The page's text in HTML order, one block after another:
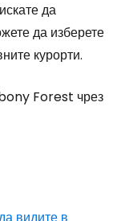
да
да изберете
курорти.
Forest чрез